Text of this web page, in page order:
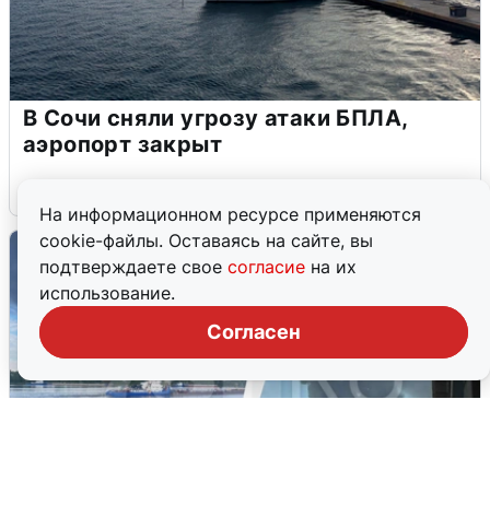
На информационном ресурсе применяются
cookie-файлы. Оставаясь на сайте, вы
подтверждаете свое согласие на их
использование.
Согласен
В Сочи сняли угрозу атаки БПЛА,
аэропорт закрыт